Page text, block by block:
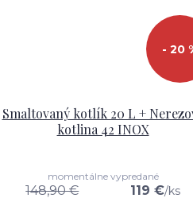
- 20
Smaltovaný kotlík 20 L +
kotlina 42 INOX
148,90 € 119 €/ks
momentálne vypredané